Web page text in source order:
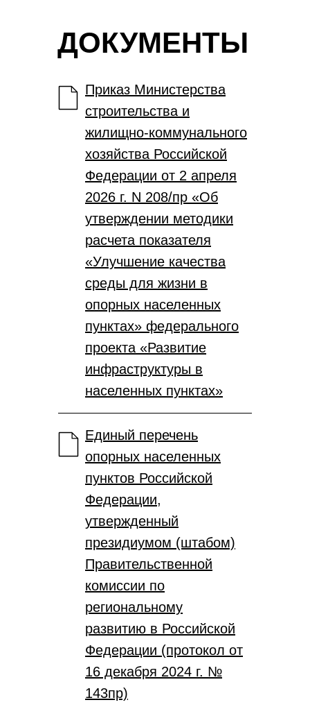
ДОКУМЕНТЫ
Приказ Министерства
строительства и
жилищно-коммунального
хозяйства Российской
Федерации от 2 апреля
2026 г. N 208/пр «Об
утверждении методики
расчета показателя
«Улучшение качества
среды для жизни в
опорных населенных
пунктах» федерального
проекта «Развитие
инфраструктуры в
населенных пунктах»
Единый перечень
опорных населенных
пунктов Российской
Федерации,
утвержденный
президиумом (штабом)
Правительственной
комиссии по
региональному
развитию в Российской
Федерации (протокол от
16 декабря 2024 г. №
143пр)